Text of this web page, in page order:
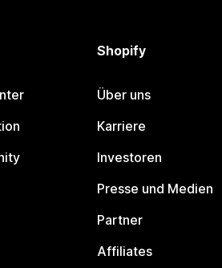
Shopify
Über uns
Karriere
Investoren
Presse und Medien
Partner
Affiliates